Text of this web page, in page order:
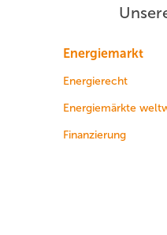
Energiemarkt
Energierecht
Energiemärkte
Finanzierung